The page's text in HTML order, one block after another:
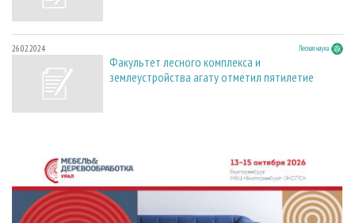
26.02.2024 Лесная наука
Факультет лесного комплекса и
землеустройства агату отметил пятилетие